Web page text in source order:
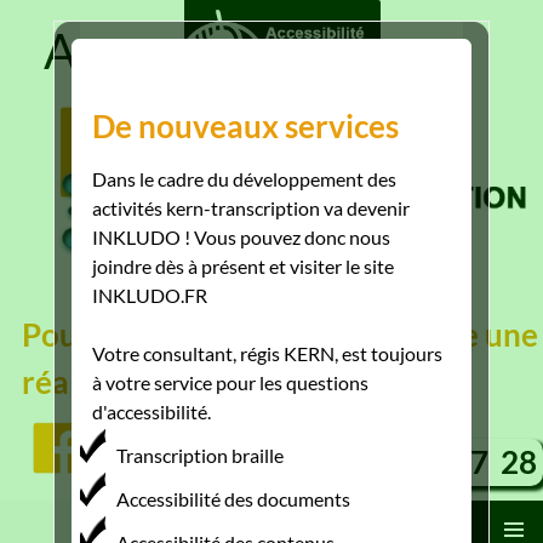
A+
Pour que l'accessibilité devienne une
réalité
06 38 78 47 28
Recherche
De nouveaux services
Dans le cadre du développement des
activités kern-transcription va devenir
INKLUDO ! Vous pouvez donc nous
joindre dès à présent et visiter le site
INKLUDO.FR
Votre consultant, régis KERN, est toujours
à votre service pour les questions
d'accessibilité.
Transcription braille
Accessibilité des documents